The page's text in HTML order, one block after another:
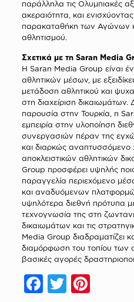
παράλληλα τις Ολυμπιακές
ακεραιότητα, και
παρακαταθήκη των Αγώνων
αθλητισμού.
Σχετικά με τη Saran Media
Η Saran Media Group είναι
αθλητικών μέσων, με
μετάδοση αθλητικού και
στη διαχείριση δικαιωμάτων.
παρουσία στην Τουρκία, η
εμπειρία στην υλοποίηση
συνεργασιών πέραν της
και διαρκώς αναπτυσσόμενο
αποκλειστικών αθλητικών
Group προσφέρει υψηλής
παραγγελία περιεχόμενο
και αναδυόμενων
υψηλότερα διεθνή πρότυπα
τεχνογνωσία της στη
δικαιωμάτων και τις
Media Group διαδραματίζει
διαμόρφωση του τοπίου των
βασικές αγορές
Facebook
Twitter